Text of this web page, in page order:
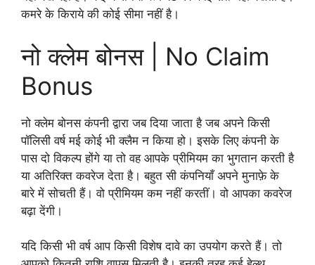
कमरे के किराये की कोई सीमा नहीं है।
नो क्लेम बोनस | No Claim
Bonus
नो क्लेम बोनस कंपनी द्वारा जब दिया जाता है जब अपने किसी
पॉलिसी वर्ष मई कोई भी क्लैम न किया हो। इसके लिए कंपनी के
पास दो विकल्प होंगे या तो वह आपके प्रीमियम का भुगतान करती है
या अतिरिक्त कवरेज देता है। बहुत सी कंपनियाँ अपने मुनाफ़े के
बारे में सोचती हैं। वो प्रीमियम कम नहीं करतीं। वो आपका कवरेज
बढ़ा देंगी।
यदि किसी भी वर्ष आप किसी विशेष दावे का उपयोग करते हैं। तो